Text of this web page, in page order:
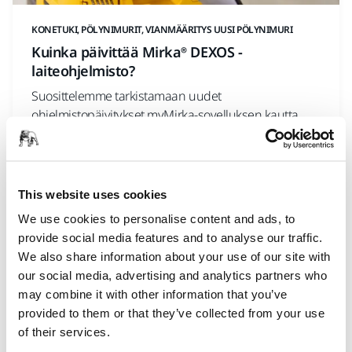
This website uses cookies
We use cookies to personalise content and ads, to
provide social media features and to analyse our traffic.
We also share information about your use of our site with
our social media, advertising and analytics partners who
may combine it with other information that you’ve
provided to them or that they’ve collected from your use
of their services.
KONETUKI, PÖLYNIMURIT, VIANMÄÄRITYS UUSI PÖLYNIMURI
Kuinka päivittää Mirka® DEXOS -
laiteohjelmisto?
Suosittelemme tarkistamaan uudet
ohjelmistopäivitykset myMirka-sovelluksen kautta
aina, kun ostat uuden koneen. Varmista, että DEXOS-
sovelluksen kautta. Seuraamalla näitä yksinkertaisia